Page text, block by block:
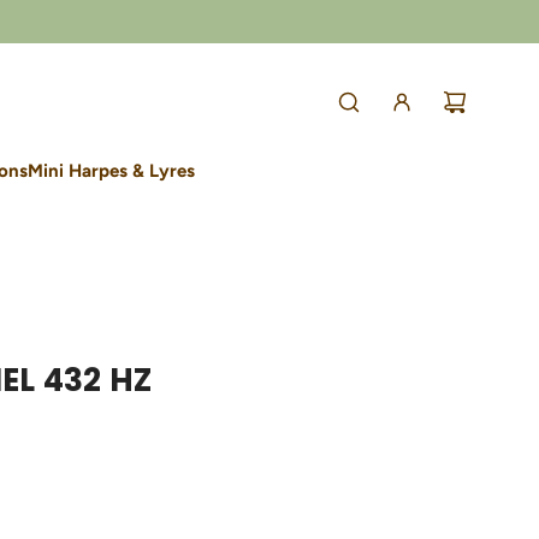
Mini Harpes & Lyres
432 HZ